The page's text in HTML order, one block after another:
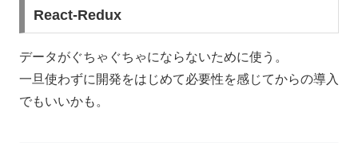
React-Redux
データがぐちゃぐちゃにならないために使う。
一旦使わずに開発をはじめて必要性を感じてからの導入
でもいいかも。